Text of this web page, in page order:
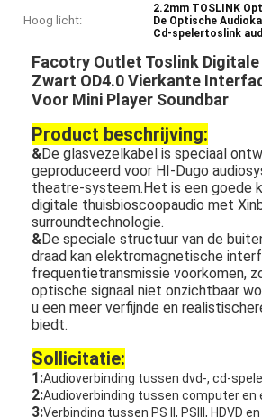
Hoog licht:
2.2mm TOSLINK
De Optische
Cd-spelertoslink
Facotry Outlet Toslink Digitale
Zwart OD4.0 Vierkante
Voor Mini Player Soundbar
Product beschrijving:
&De glasvezelkabel is speciaal
geproduceerd voor HI-Dugo
theatre-systeem.Het is een goede
digitale thuisbioscoopaudio met
surroundtechnologie.
&De speciale structuur van de
draad kan elektromagnetische
frequentietransmissie voorkomen,
optische signaal niet onzichtbaar
u een meer verfijnde en
biedt.
Sollicitatie:
1:Audioverbinding tussen dvd-, cd-
2:Audioverbinding tussen computer en
3:Verbinding tussen PS II, PSIII, HDVD